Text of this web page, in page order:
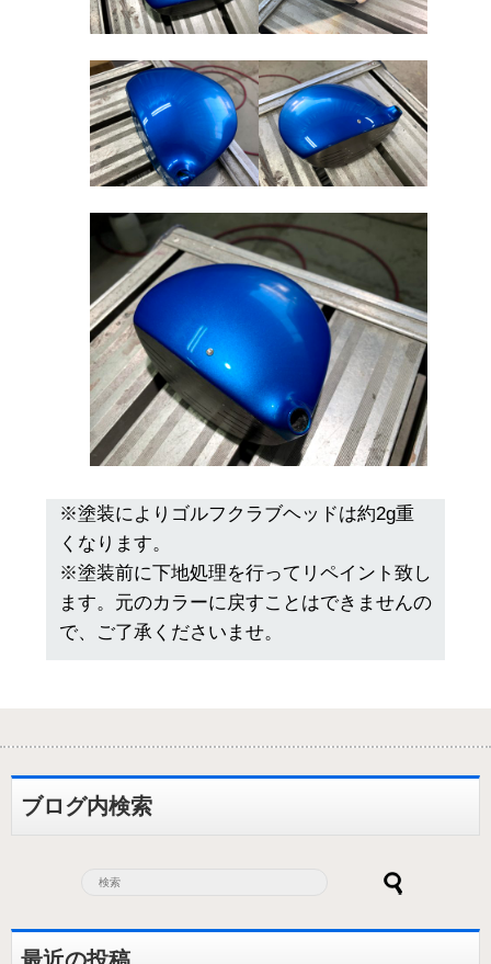
※塗装によりゴルフクラブヘッドは約2g重
くなります。
※塗装前に下地処理を行ってリペイント致し
ます。元のカラーに戻すことはできませんの
で、ご了承くださいませ。
ブログ内検索